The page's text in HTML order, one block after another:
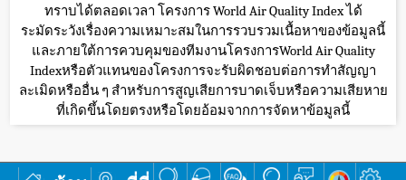
ทราบได้ตลอดเวลา โครงการ World Air Quality Index ได้
ระมัดระวังเรื่องความเหมาะสมในการรวบรวมเนื้อหาของข้อมูลนี้
และภายใต้การควบคุมของทีมงานโครงการWorld Air Quality
Indexหรือตัวแทนของโครงการจะรับผิดชอบต่อการทำสัญญา
ละเมิดหรืออื่น ๆ สำหรับการสูญเสียการบาดเจ็บหรือความเสียหาย
ที่เกิดขึ้นโดยตรงหรือโดยอ้อมจากการจัดหาข้อมูลนี้